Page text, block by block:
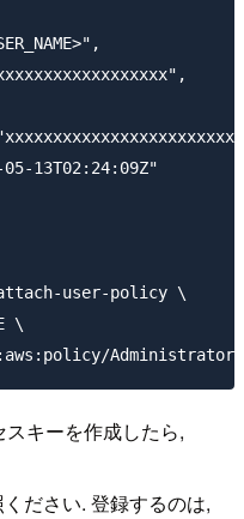
13T02:24:09Z"
user-policy \
\
キーを作成したら,
ださい. 登録するのは,